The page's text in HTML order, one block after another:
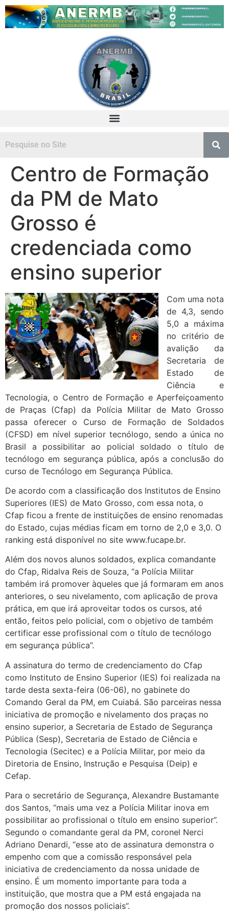
Centro de Formação
da PM de Mato
Grosso é
credenciada como
ensino superior
Com uma nota
de 4,3, sendo
5,0 a máxima
no critério de
avalição da
Secretaria de
Estado de
Ciência e
Tecnologia, o Centro de Formação e Aperfeiçoamento
de Praças (Cfap) da Polícia Militar de Mato Grosso
passa oferecer o Curso de Formação de Soldados
(CFSD) em nível superior tecnólogo, sendo a única no
Brasil a possibilitar ao policial soldado o título de
tecnólogo em segurança pública, após a conclusão do
curso de Tecnólogo em Segurança Pública.
De acordo com a classificação dos Institutos de Ensino
Superiores (IES) de Mato Grosso, com essa nota, o
Cfap ficou a frente de instituições de ensino renomadas
do Estado, cujas médias ficam em torno de 2,0 e 3,0. O
ranking está disponível no site www.fucape.br.
Além dos novos alunos soldados, explica comandante
do Cfap, Ridalva Reis de Souza, “a Polícia Militar
também irá promover àqueles que já formaram em anos
anteriores, o seu nivelamento, com aplicação de prova
prática, em que irá aproveitar todos os cursos, até
então, feitos pelo policial, com o objetivo de também
certificar esse profissional com o título de tecnólogo
em segurança pública”.
A assinatura do termo de credenciamento do Cfap
como Instituto de Ensino Superior (IES) foi realizada na
tarde desta sexta-feira (06-06), no gabinete do
Comando Geral da PM, em Cuiabá. São parceiras nessa
iniciativa de promoção e nivelamento dos praças no
ensino superior, a Secretaria de Estado de Segurança
Pública (Sesp), Secretaria de Estado de Ciência e
Tecnologia (Secitec) e a Polícia Militar, por meio da
Diretoria de Ensino, Instrução e Pesquisa (Deip) e
Cefap.
Para o secretário de Segurança, Alexandre Bustamante
dos Santos, “mais uma vez a Polícia Militar inova em
possibilitar ao profissional o título em ensino superior”.
Segundo o comandante geral da PM, coronel Nerci
Adriano Denardi, “esse ato de assinatura demonstra o
empenho com que a comissão responsável pela
iniciativa de credenciamento da nossa unidade de
ensino. É um momento importante para toda a
instituição, que mostra que a PM está engajada na
promoção dos nossos policiais”.